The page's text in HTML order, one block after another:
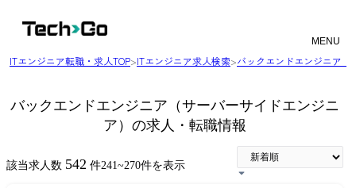
MENU
ITエンジニア転職・求人TOP>ITエンジニア求人検索>バックエンドエンジニア
バックエンドエンジニア（サーバーサイドエンジニ
ア）の求人・転職情報
該当求人数 542 件241~270件を表示